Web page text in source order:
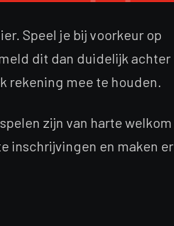
Speel je bij voorkeur op
dit dan duidelijk achter
rekening mee te houden.
zijn van harte welkom
inschrijvingen en maken er